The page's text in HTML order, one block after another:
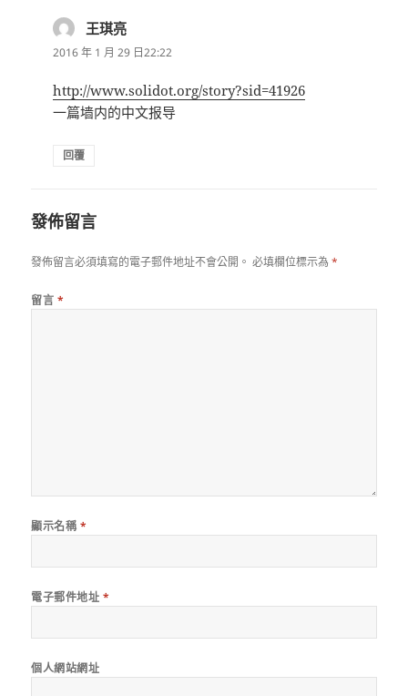
王琪亮
示:
2016 年 1 月 29 日22:22
http://www.solidot.org/story?sid=41926
一篇墙内的中文报导
回覆
發佈留言
發佈留言必須填寫的電子郵件地址不會公開。 必填欄位標示為*
留言 *
顯示名稱 *
電子郵件地址 *
個人網站網址